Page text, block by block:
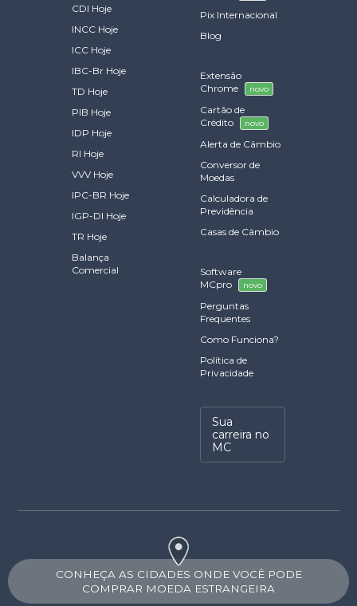
CDI Hoje
INCC Hoje
ICC Hoje
IBC-Br Hoje
TD Hoje
PIB Hoje
IDP Hoje
RI Hoje
VVV Hoje
IPC-BR Hoje
IGP-DI Hoje
TR Hoje
Balança
Comercial
Pix Internacional
Blog
Extensão
Chrome
novo
Cartão de
Crédito
novo
Alerta de Câmbio
Conversor de
Moedas
Calculadora de
Previdência
Casas de Câmbio
Software
MCpro
novo
Perguntas
Frequentes
Como Funciona?
Política de
Privacidade
Sua
carreira no
MC
CONHEÇA AS CIDADES ONDE VOCÊ PODE
COMPRAR MOEDA ESTRANGEIRA